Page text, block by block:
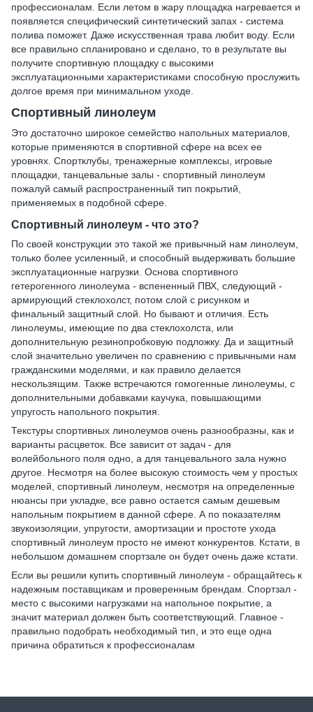
профессионалам. Если летом в жару площадка нагревается и
появляется специфический синтетический запах - система
полива поможет. Даже искусственная трава любит воду. Если
все правильно спланировано и сделано, то в результате вы
получите спортивную площадку с высокими
эксплуатационными характеристиками способную прослужить
долгое время при минимальном уходе.
Спортивный линолеум
Это достаточно широкое семейство напольных материалов,
которые применяются в спортивной сфере на всех ее
уровнях. Спортклубы, тренажерные комплексы, игровые
площадки, танцевальные залы - спортивный линолеум
пожалуй самый распространенный тип покрытий,
применяемых в подобной сфере.
Спортивный линолеум - что это?
По своей конструкции это такой же привычный нам линолеум,
только более усиленный, и способный выдерживать большие
эксплуатационные нагрузки. Основа спортивного
гетерогенного линолеума - вспененный ПВХ, следующий -
армирующий стеклохолст, потом слой с рисунком и
финальный защитный слой. Но бывают и отличия. Есть
линолеумы, имеющие по два стеклохолста, или
дополнительную резинопробковую подложку. Да и защитный
слой значительно увеличен по сравнению с привычными нам
гражданскими моделями, и как правило делается
нескользящим. Также встречаются гомогенные линолеумы, с
дополнительными добавками каучука, повышающими
упругость напольного покрытия.
Текстуры спортивных линолеумов очень разнообразны, как и
варианты расцветок. Все зависит от задач - для
волейбольного поля одно, а для танцевального зала нужно
другое. Несмотря на более высокую стоимость чем у простых
моделей, спортивный линолеум, несмотря на определенные
нюансы при укладке, все равно остается самым дешевым
напольным покрытием в данной сфере. А по показателям
звукоизоляции, упругости, амортизации и простоте ухода
спортивный линолеум просто не имеют конкурентов. Кстати, в
небольшом домашнем спортзале он будет очень даже кстати.
Если вы решили купить спортивный линолеум - обращайтесь к
надежным поставщикам и проверенным брендам. Спортзал -
место с высокими нагрузками на напольное покрытие, а
значит материал должен быть соответствующий. Главное -
правильно подобрать необходимый тип, и это еще одна
причина обратиться к профессионалам